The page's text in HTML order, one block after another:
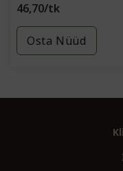
46,70/tk
Osta Nüüd